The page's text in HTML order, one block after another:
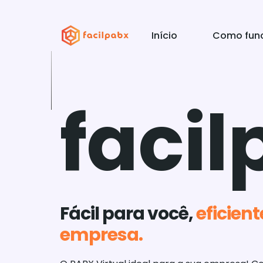
Início Como
Fácil para você,
empresa.